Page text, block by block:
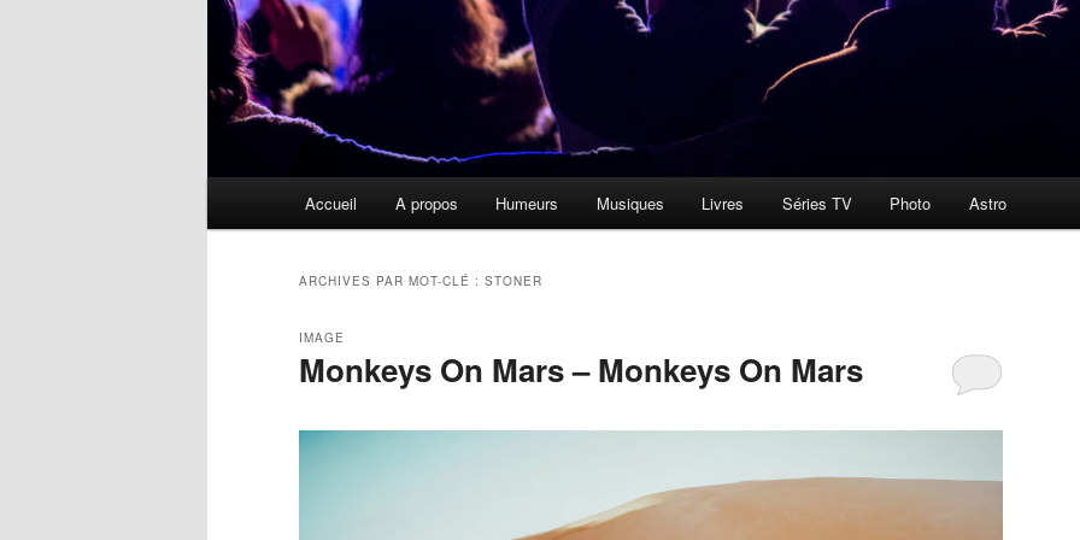
Accueil A propos Humeurs Musiques Livres Séries TV Photo Astro
ARCHIVES PAR MOT-CLÉ : STONER
Monkeys On Mars – Monkeys On Mars
IMAGE